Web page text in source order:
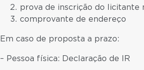
prova de inscrição do licitante
comprovante de endereço
Em caso de proposta a prazo:
– Pessoa física: Declaração de IR